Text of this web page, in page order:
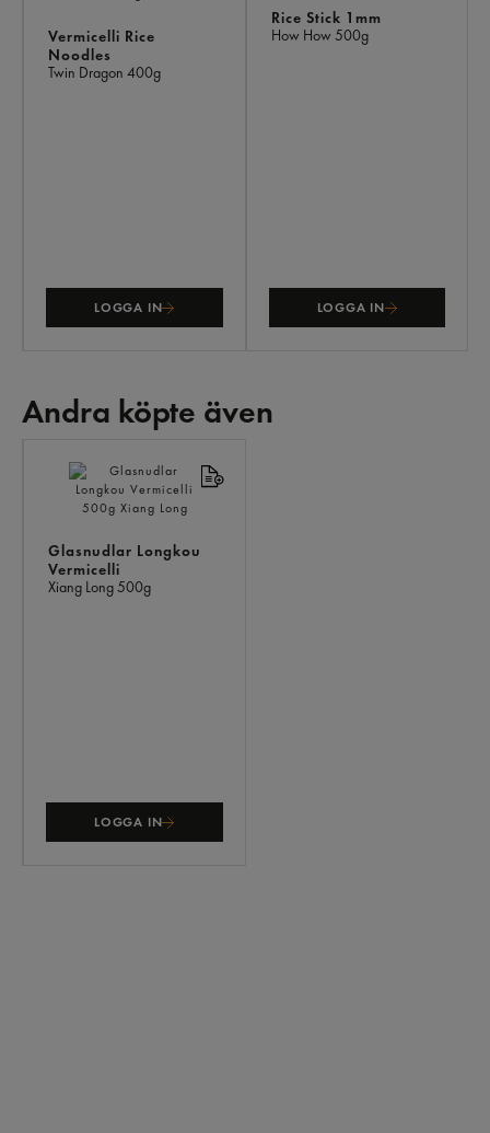
Vermicelli Rice
Noodles
Twin Dragon 400g
LOGGA IN
Rice Stick 1mm
How How 500g
LOGGA IN
Andra köpte även
Glasnudlar Longkou
Vermicelli
Xiang Long500g
LOGGA IN